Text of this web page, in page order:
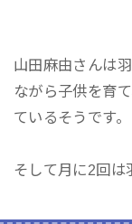
山田麻由さんは
ながら子供を育
ているそうです。
そして月に2回は